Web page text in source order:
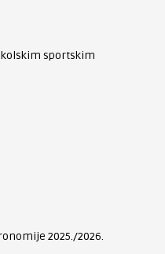
sportskim
2025./2026.